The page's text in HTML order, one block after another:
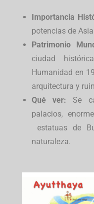
Importancia
potencias de
Patrimonio
ciudad
Humanidad en
arquitectura y
Qué ver: Se
palacios,
estatuas de
naturaleza.